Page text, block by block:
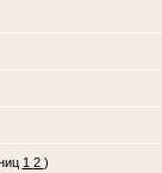
1 2 )